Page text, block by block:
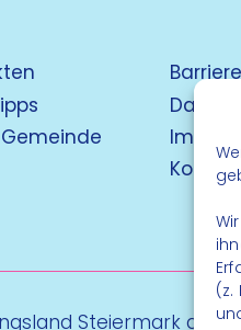
(z.
Steiermark